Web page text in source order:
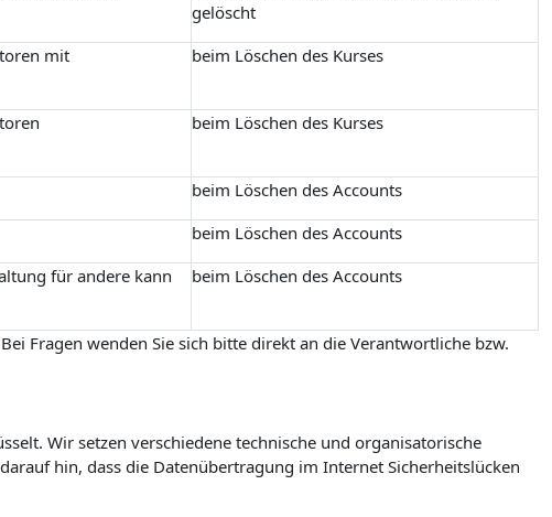
gelöscht
mit
beim Löschen des Kurses
beim Löschen des Kurses
beim Löschen des Accounts
beim Löschen des Accounts
für andere kann
beim Löschen des Accounts
Fragen wenden Sie sich bitte direkt an die Verantwortliche bzw.
Wir setzen verschiedene technische und organisatorische
hin, dass die Datenübertragung im Internet Sicherheitslücken